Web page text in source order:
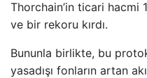
Thorchain’in ticari hacmi
ve bir rekoru kırdı.
Bununla birlikte, bu
yasadışı fonların artan